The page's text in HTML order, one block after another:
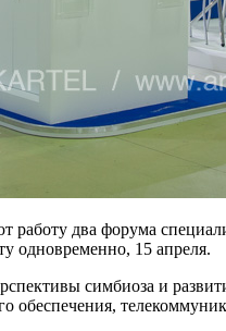
два форума
одновременно, 15 апреля.
симбиоза и
обеспечения,